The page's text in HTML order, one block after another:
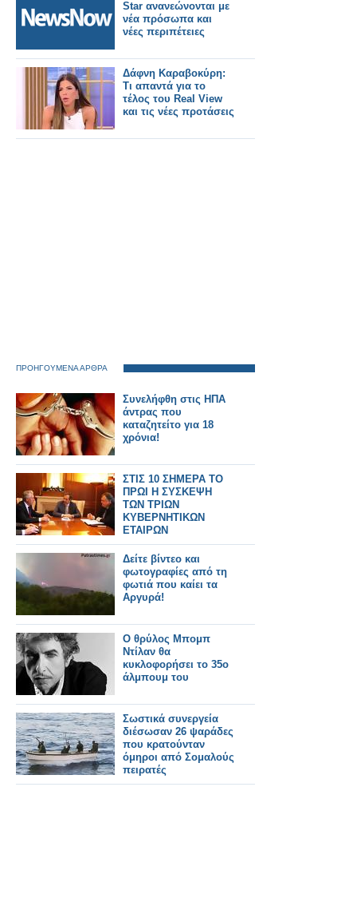
Star ανανεώνονται με
νέα πρόσωπα και
νέες περιπέτειες
Δάφνη Καραβοκύρη:
Τι απαντά για το
τέλος του Real View
και τις νέες προτάσεις
ΠΡΟΗΓΟΥΜΕΝΑ ΑΡΘΡΑ
Συνελήφθη στις ΗΠΑ
άντρας που
καταζητείτο για 18
χρόνια!
ΣΤΙΣ 10 ΣΗΜΕΡΑ ΤΟ
ΠΡΩΙ Η ΣΥΣΚΕΨΗ
ΤΩΝ ΤΡΙΩΝ
ΚΥΒΕΡΝΗΤΙΚΩΝ
ΕΤΑΙΡΩΝ
Δείτε βίντεο και
φωτογραφίες από τη
φωτιά που καίει τα
Αργυρά!
Ο θρύλος Μπομπ
Ντίλαν θα
κυκλοφορήσει το 35ο
άλμπουμ του
Σωστικά συνεργεία
διέσωσαν 26 ψαράδες
που κρατούνταν
όμηροι από Σομαλούς
πειρατές